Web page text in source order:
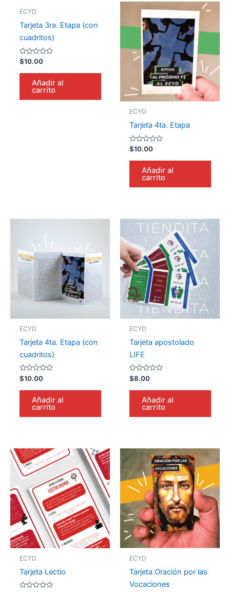
ECYD
Tarjeta 3ra. Etapa (con
cuadritos)
Valorado
en
0
$10.00
Añadir al
carrito
ECYD
Tarjeta 4ta. Etapa
Valorado
en
0
$10.00
Añadir al
carrito
ECYD
Tarjeta 4ta. Etapa (con
cuadritos)
Valorado
en
0
$10.00
Añadir al
carrito
ECYD
Tarjeta apostolado
LIFE
Valorado
en
0
$8.00
Añadir al
carrito
ECYD
Tarjeta Lectio
ECYD
Tarjeta Oración por las
Vocaciones